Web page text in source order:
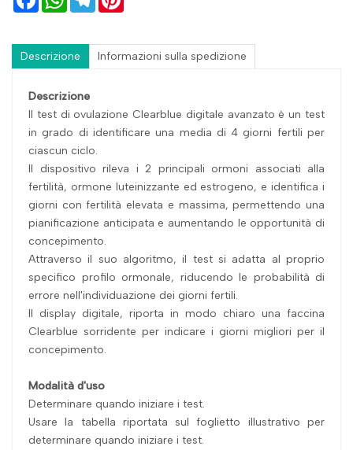
Descrizione Informazioni sulla spedizione
Descrizione
Il test di ovulazione Clearblue digitale avanzato è un test
in grado di identificare una media di 4 giorni fertili per
ciascun ciclo.
Il dispositivo rileva i 2 principali ormoni associati alla
fertilità, ormone luteinizzante ed estrogeno, e identifica i
giorni con fertilità elevata e massima, permettendo una
pianificazione anticipata e aumentando le opportunità di
concepimento.
Attraverso il suo algoritmo, il test si adatta al proprio
specifico profilo ormonale, riducendo le probabilità di
errore nell'individuazione dei giorni fertili.
Il display digitale, riporta in modo chiaro una faccina
Clearblue sorridente per indicare i giorni migliori per il
concepimento.
Modalità d'uso
Determinare quando iniziare i test.
Usare la tabella riportata sul foglietto illustrativo per
determinare quando iniziare i test.